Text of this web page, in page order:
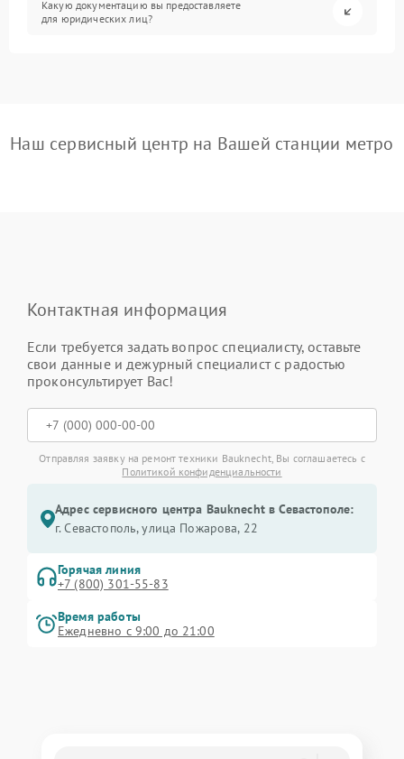
Какую документацию вы предоставляете
для юридических лиц?
Наш сервисный центр на Вашей станции метро
Контактная информация
Если требуется задать вопрос специалисту, оставьте
свои данные и дежурный специалист с радостью
проконсультирует Вас!
Отправляя заявку на ремонт техники Bauknecht, Вы соглашаетесь с
Политикой конфиденциальности
Адрес сервисного центра Bauknecht в Севастополе:
г. Севастополь, улица Пожарова, 22
Горячая линия
+7 (800) 301-55-83
Время работы
Ежедневно с 9:00 до 21:00